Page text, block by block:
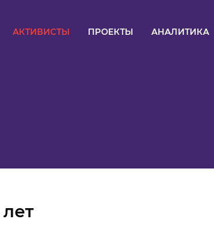
АКТИВИСТЫ ПРОЕКТЫ АНАЛИТИКА